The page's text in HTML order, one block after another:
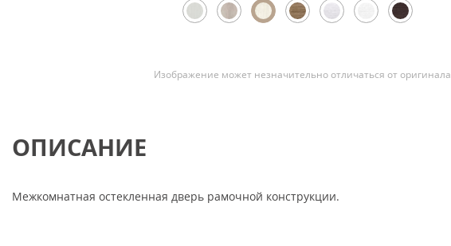
Изображение может незначительно отличаться от оригинала
ОПИСАНИЕ
Межкомнатная остекленная дверь рамочной конструкции.